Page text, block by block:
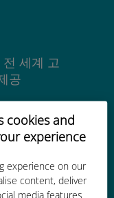
cookies and
experience
experience on our
content, deliver
media features
세계 고
공